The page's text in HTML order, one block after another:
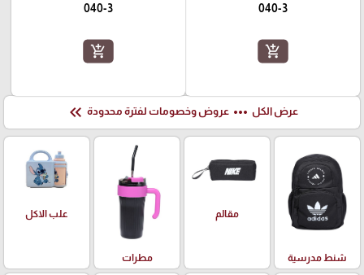
040-3
add_shopping_cart
040-3
add_shopping_cart
عرض الكل more_horiz عروض وخصومات لفترة محدودة keyboard_double_arrow_left
شنط مدرسية
مقالم
مطرات
علب الاكل